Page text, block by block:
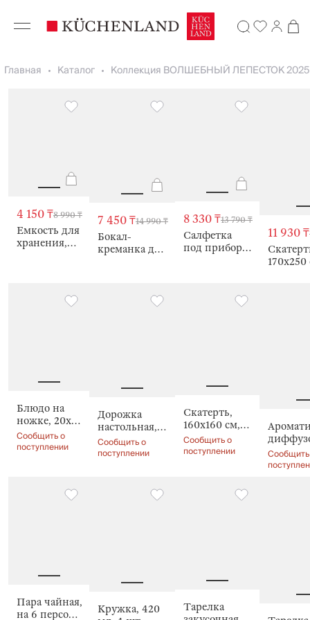
Главная Каталог Коллекция ВОЛШЕБНЫЙ ЛЕПЕСТОК 2025
4 150 ₸8 990 ₸
Емкость для
хранения,
7 450 ₸14 990 ₸
Бокал-
креманка для
8 330 ₸13 790 ₸
Салфетка
под приборы,
11 930 ₸
Блюдо на
ножке, 20х7
см, Clear grey
Сообщить о
поступлении
Дорожка
настольная,
40х160 см,
Серебристая
Сообщить о
поступлении
Скатерть,
160х160 см,
из жаккарда,
Цветы, Flora
Сообщить о
поступлении
мл,
and
Пара чайная,
на 6 персон,
Кружка, 420
Тарелка